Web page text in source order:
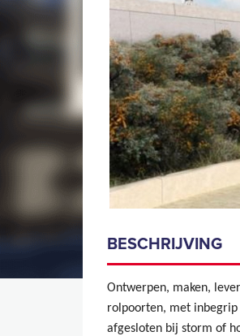
BESCHRIJVING
Ontwerpen, maken,
rolpoorten, met inbegrip
afgesloten bij storm of